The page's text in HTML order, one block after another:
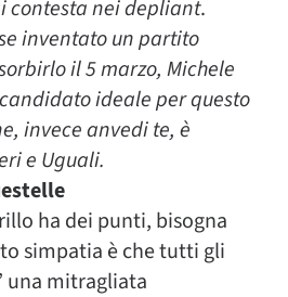
contesta nei depliant.
inventato un partito
il 5 marzo, Michele
ideale per questo
invece anvedi te, è
e Uguali.
ha dei punti, bisogna
simpatia è che tutti gli
una mitragliata